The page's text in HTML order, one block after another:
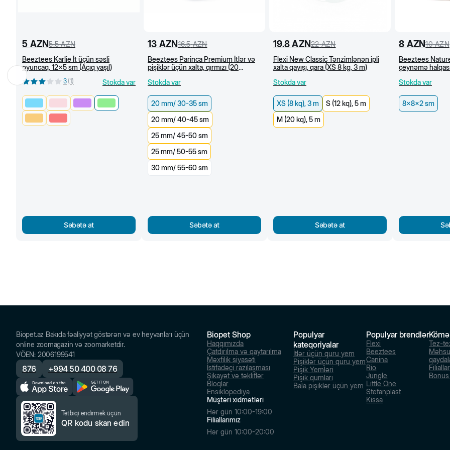
5 AZN5.5 AZN
Beeztees Karlie İt üçün səsli
oyuncaq, 12x5 sm (Açıq yaşıl)
3 (1) Stokda var
Səbətə at
13 AZN16.5 AZN
Beeztees Parinca Premium İtlər və
pişiklər üçün xalta, qırmızı (20
Stokda var
20 mm/ 30-35 sm
20 mm/ 40-45 sm
25 mm/ 45-50 sm
25 mm/ 50-55 sm
30 mm/ 55-60 sm
Səbətə at
19.8 AZN22 AZN
Flexi New Classic Tənzimlənən ipli
xalta qayışı, qara (XS 8 kg, 3 m)
Stokda var
XS (8 kq), 3 m
S (12 kq), 5 m
M (20 kq), 5 m
Səbətə at
8 AZN10 AZN
Beeztees
çeynəmə
Stokda var
8x8x2 sm
Biopet.az Bakıda fəaliyyət göstərən və ev heyvanları üçün
online zoomagazin və zoomarketdir.
VÖEN: 2006199541
876 +994 50 400 08 76
Tətbiqi endirmək üçün
QR kodu skan edin
Biopet Shop
Haqqımızda
Çatdırılma və qaytarılma
Məxfilik siyasəti
İstifadəçi razılaşması
Şikayət və təkliflər
Bloqlar
Ensiklopediya
Müştəri xidmətləri
Hər gün 10:00-19:00
Filiallarımız
Hər gün 10:00-20:00
Populyar
kateqoriyalar
İtlər üçün quru yem
Pişiklər üçün quru yem
Pişik Yemləri
Pişik qumları
Bala pişiklər üçün yem
Populyar brendlər
Flexi
Beeztees
Canina
Rio
Jungle
Little One
Stefanplast
Kissa
Tez-
Filiallar